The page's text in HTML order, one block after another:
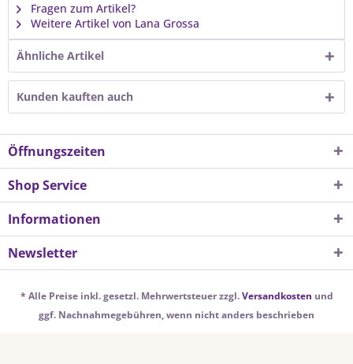
Fragen zum Artikel?
Weitere Artikel von Lana Grossa
Ähnliche Artikel
Kunden kauften auch
Öffnungszeiten
Shop Service
Informationen
Newsletter
* Alle Preise inkl. gesetzl. Mehrwertsteuer zzgl.Versandkosten und
ggf. Nachnahmegebühren, wenn nicht anders beschrieben